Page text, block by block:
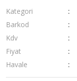
Kategori
Barkod
Kdv
Fiyat
Havale